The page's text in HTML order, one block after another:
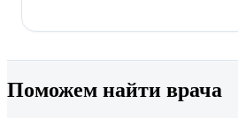
Поможем найти врача